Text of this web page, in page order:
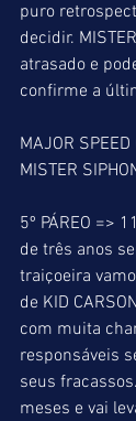
puro
decidir.
atrasado e
confirme a
MAJOR
MISTER
5º PÁREO =>
de três anos
traiçoeira
de KID
com muita
responsáveis
seus
meses e vai